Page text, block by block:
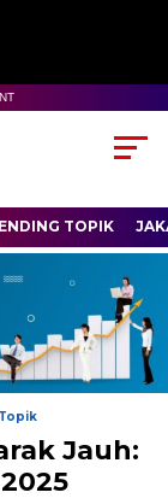
TOPIK
Jauh: